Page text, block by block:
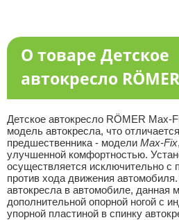
О товаре Детское
автокресло
Детское автокресло RÖMER Max-
модель автокресла, что
предшественника - модели Max-Fix
улучшенной комфортностью.
осуществляется исключительно
против хода движения
автокресла в автомобиле, данная
дополнительной опорной ногой с
упорной пластиной в спинку